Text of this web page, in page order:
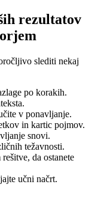
rezultatov
slediti nekaj
po korakih.
v ponavljanje.
in kartic pojmov.
snovi.
težavnosti.
da ostanete
učni načrt.